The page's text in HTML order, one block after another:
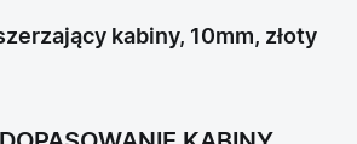
kabiny, 10mm, złoty